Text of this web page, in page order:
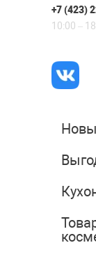
+7 (423)
10:00 –